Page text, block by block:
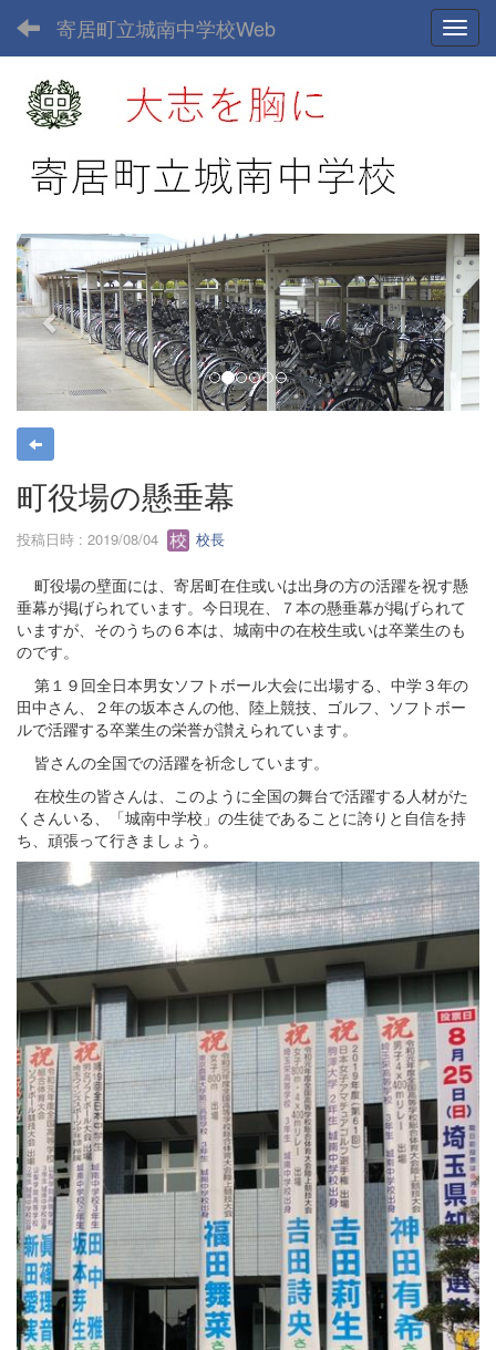
寄居町立城南中学校Web
p
r
e
v
o
u
s
n
e
x
t
町役場の懸垂幕
投稿日時 : 2019/08/04 校長
町役場の壁面には、寄居町在住或いは出身の方の活躍を祝す懸
垂幕が掲げられています。今日現在、７本の懸垂幕が掲げられて
いますが、そのうちの６本は、城南中の在校生或いは卒業生のも
のです。
第１９回全日本男女ソフトボール大会に出場する、中学３年の
田中さん、２年の坂本さんの他、陸上競技、ゴルフ、ソフトボー
ルで活躍する卒業生の栄誉が讃えられています。
皆さんの全国での活躍を祈念しています。
在校生の皆さんは、このように全国の舞台で活躍する人材がた
くさんいる、「城南中学校」の生徒であることに誇りと自信を持
ち、頑張って行きましょう。